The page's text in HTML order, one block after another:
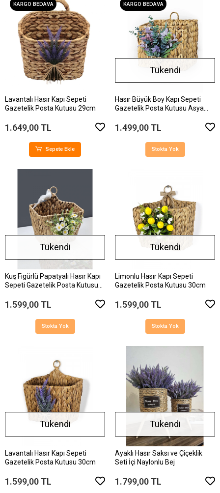
KARGO BEDAVA
Lavantalı Hasır Kapı Sepeti
Gazetelik Posta Kutusu 29cm
1.649,00 TL
Sepete Ekle
KARGO BEDAVA
Tükendi
Hasır Büyük Boy Kapı Sepeti
Gazetelik Posta Kutusu Asya
1.499,00 TL
Stokta Yok
Tükendi
Kuş Figürlü Papatyalı Hasır Kapı
Sepeti Gazetelik Posta Kutusu
1.599,00 TL
Stokta Yok
Tükendi
Limonlu Hasır Kapı Sepeti
Gazetelik Posta Kutusu 30cm
1.599,00 TL
Stokta Yok
Tükendi
Lavantalı Hasır Kapı Sepeti
Gazetelik Posta Kutusu 30cm
1.599,00 TL
Tükendi
Ayaklı Hasır Saksı ve Çiçeklik
Seti İçi Naylonlu Bej
1.799,00 TL